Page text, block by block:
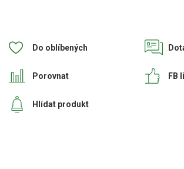
Štěpkovače a drtiče
Elektrické skútry
Elektrické tříkolky
Do oblíbených
Porovnat
Hlídat produkt
FB